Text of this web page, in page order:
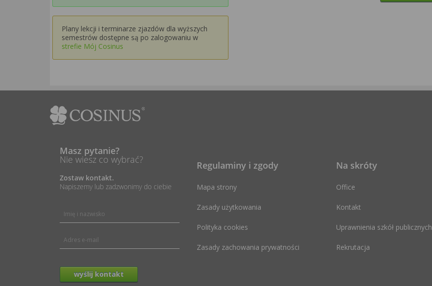
Plany lekcji i terminarze zjazdów dla wyższych
semestrów dostępne są po zalogowaniu w
strefie Mój Cosinus
Masz pytanie?
Nie wiesz co wybrać?
Zostaw kontakt.
Napiszemy lub zadzwonimy do ciebie
wyślij kontakt
Regulaminy i zgody
Mapa strony
Zasady użytkowania
Polityka cookies
Zasady zachowania prywatności
Na skróty
Office
Kontakt
Uprawnienia szkół publicznych
Rekrutacja